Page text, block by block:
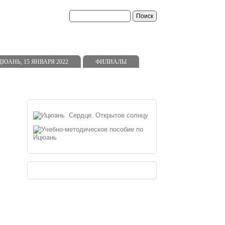
15 ЯНВАРЯ 2022
ФИЛИАЛЫ